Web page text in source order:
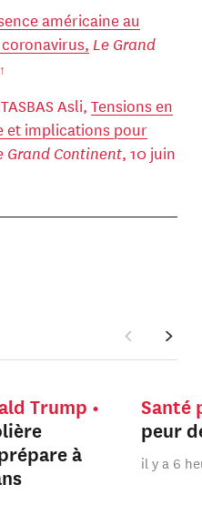
américaine au
Le Grand
Asli,Tensions en
et implications pour
Grand Continent, 10 juin
Trump
à
Santé
peur
il y a 6